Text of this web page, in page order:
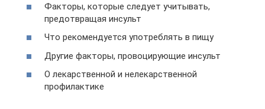
Факторы, которые следует учитывать,
предотвращая инсульт
Что рекомендуется употреблять в пищу
Другие факторы, провоцирующие инсульт
О лекарственной и нелекарственной
профилактике